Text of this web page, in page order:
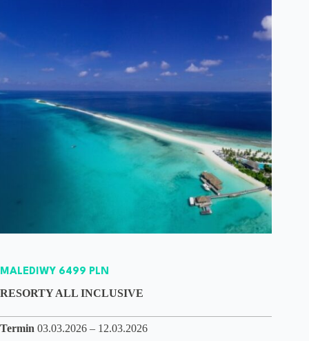
MALEDIWY 6499 PLN
RESORTY ALL INCLUSIVE
Termin 03.03.2026 – 12.03.2026